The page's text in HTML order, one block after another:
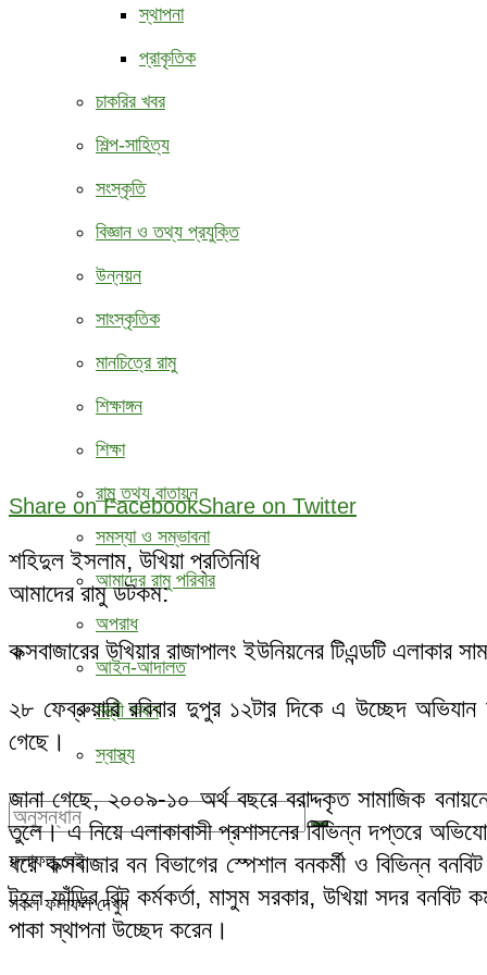
স্থাপনা
প্রাকৃতিক
চাকরির খবর
শিল্প-সাহিত্য
সংস্কৃতি
বিজ্ঞান ও তথ্য প্রযুক্তি
উন্নয়ন
সাংস্কৃতিক
মানচিত্রে রামু
শিক্ষাঙ্গন
শিক্ষা
রামু তথ্য বাতায়ন
সমস্যা ও সম্ভাবনা
আমাদের রামু পরিবার
অপরাধ
আইন-আদালত
মন্ত্রী কথন
স্বাস্থ্য
ফলাফল নেই
সকল ফলাফল দেখুন
Share on FacebookShare on Twitter
শহিদুল ইসলাম, উখিয়া প্রতিনিধি
আমাদের রামু ডটকম:
কক্সবাজারের উখিয়ার রাজাপালং ইউনিয়নের টিএন্ডটি
২৮ ফেব্রুয়ারি রবিবার দুপুর ১২টার দিকে এ উচ্ছেদ
গেছে।
জানা গেছে, ২০০৯-১০ অর্থ বছরে বরাদ্দকৃত সামাজিক
তুলে। এ নিয়ে এলাকাবাসী প্রশাসনের বিভিন্ন দপ্তরে
ধরে কক্সবাজার বন বিভাগের স্পেশাল বনকর্মী ও বিভিন্ন
টহল ফাঁড়ির বিট কর্মকর্তা, মাসুম সরকার, উখিয়া সদর বনবিট
পাকা স্থাপনা উচ্ছেদ করেন।